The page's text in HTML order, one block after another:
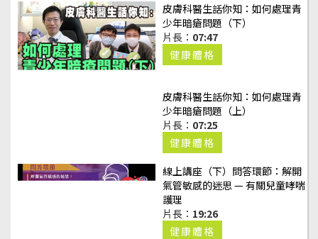
皮膚科醫生話你知：如何處理青
少年暗瘡問題（下）
片長： 07:47
健康體格
皮膚科醫生話你知：如何處理青
少年暗瘡問題（上）
片長： 07:25
健康體格
線上講座（下）問答環節：解開
氣管敏感的迷思 — 有關兒童哮喘
護理
片長： 19:26
健康體格